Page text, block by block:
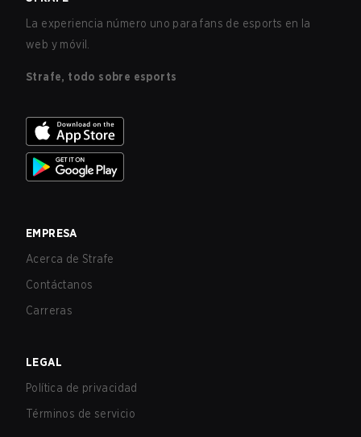
La experiencia número uno para fans de esports en la
web y móvil.
Strafe, todo sobre esports
EMPRESA
Acerca de Strafe
Contáctanos
Carreras
LEGAL
Política de privacidad
Términos de servicio